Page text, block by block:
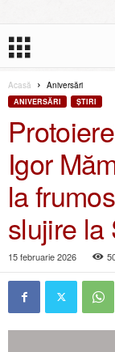
Acasă Aniversări
ANIVERSĂRI ŞTIRI
Igor
la
slujire la
15 februarie 2026